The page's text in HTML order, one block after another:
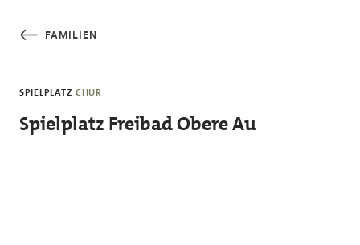
FAMILIEN
SPIELPLATZ CHUR
Spielplatz Freibad Obere Au